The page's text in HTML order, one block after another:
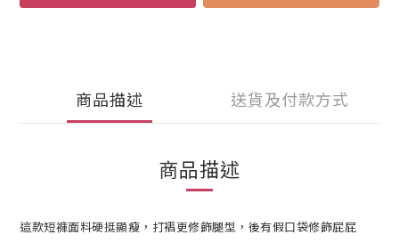
商品描述 送貨及付款方式
商品描述
這款短褲面料硬挺顯瘦，打褶更修飾腿型，後有假口袋修飾屁屁